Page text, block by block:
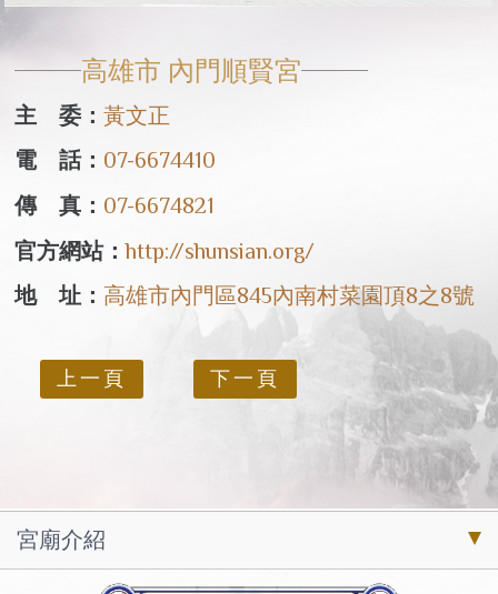
高雄市 內門順賢宮
主 委：黃文正
電 話： 07-6674410
傳 真： 07-6674821
官方網站：http://shunsian.org/
地 址： 高雄市內門區845內南村菜園頂8之8號
上一頁 下一頁
宮廟介紹